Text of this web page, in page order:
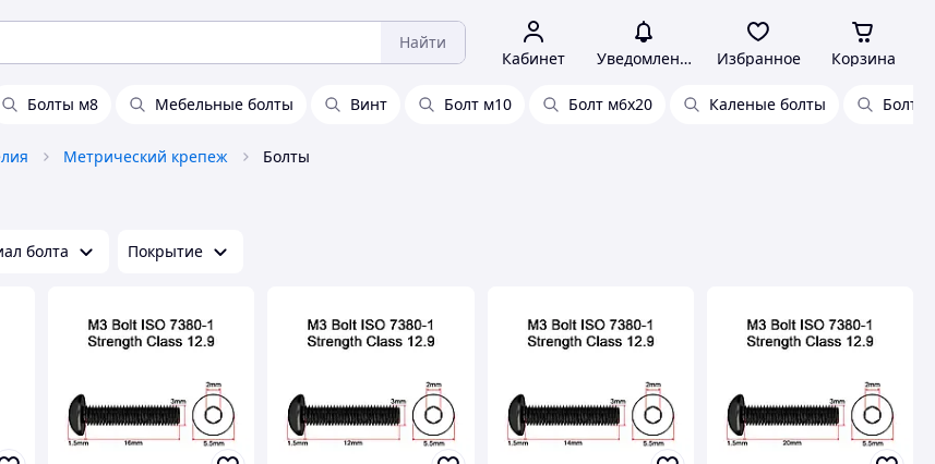
Найти
Кабинет Уведомления Избранное Корзина
Болты м8 Мебельные болты Винт Болт м10 Болт м6х20 Каленые болты Болт
Метрический крепеж Болты
болта Покрытие